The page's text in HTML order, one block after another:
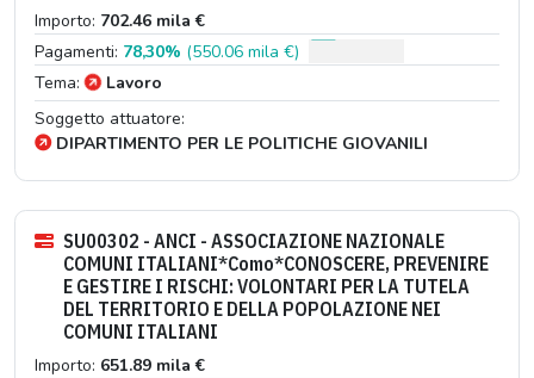
Importo: 702.46 mila €
Pagamenti: 78,30% (550.06 mila €)
Tema:
Lavoro
Soggetto attuatore:
DIPARTIMENTO PER LE POLITICHE GIOVANILI
SU00302 - ANCI - ASSOCIAZIONE NAZIONALE
COMUNI ITALIANI*Como*CONOSCERE, PREVENIRE
E GESTIRE I RISCHI: VOLONTARI PER LA TUTELA
DEL TERRITORIO E DELLA POPOLAZIONE NEI
COMUNI ITALIANI
Importo: 651.89 mila €